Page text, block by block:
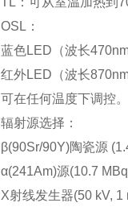
OSL：
蓝色LED（波长
红外LED（波长
可在任何温度下调控。
辐射源选择：
β(90Sr/90Y)陶瓷源
α(241Am)源(10.7
X射线发生器(50 kV, 1